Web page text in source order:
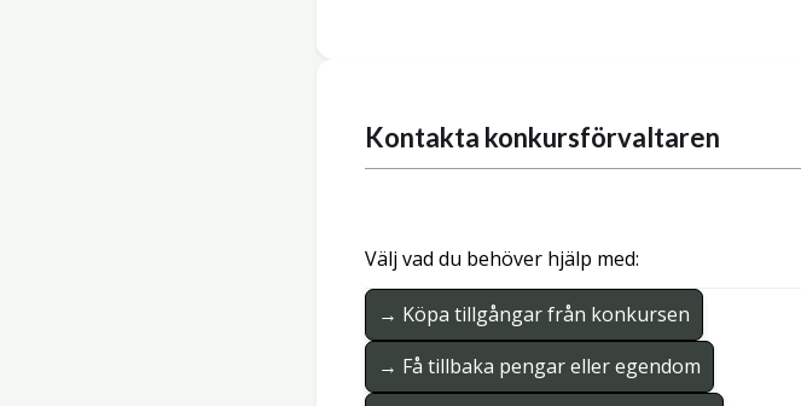
Kontakta konkursförvaltaren
Välj vad du behöver hjälp med:
→ Köpa tillgångar från konkursen
→ Få tillbaka pengar eller egendom